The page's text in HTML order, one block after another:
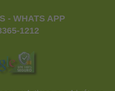
- WHATS APP
1212